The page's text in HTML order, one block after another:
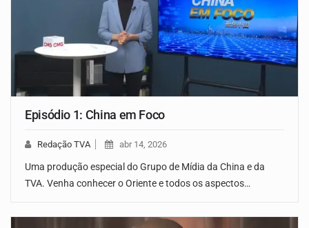
Episódio 1: China em Foco
Redação TVA abr 14, 2026
Uma produção especial do Grupo de Mídia da China e da
TVA. Venha conhecer o Oriente e todos os aspectos…